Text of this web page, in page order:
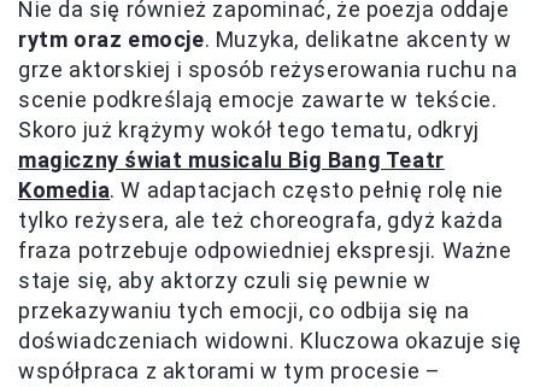
Nie da się również zapominać, że poezja oddaje
rytm oraz emocje. Muzyka, delikatne akcenty w
grze aktorskiej i sposób reżyserowania ruchu na
scenie podkreślają emocje zawarte w tekście.
Skoro już krążymy wokół tego tematu, odkryj
magiczny świat musicalu Big Bang Teatr
Komedia. W adaptacjach często pełnię rolę nie
tylko reżysera, ale też choreografa, gdyż każda
fraza potrzebuje odpowiedniej ekspresji. Ważne
staje się, aby aktorzy czuli się pewnie w
przekazywaniu tych emocji, co odbija się na
doświadczeniach widowni. Kluczowa okazuje się
współpraca z aktorami w tym procesie –